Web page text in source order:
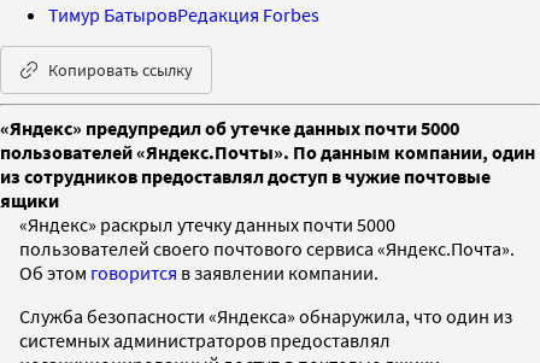
Тимур БатыровРедакция Forbes
Копировать ссылку
«Яндекс» предупредил об утечке данных почти 5000
пользователей «Яндекс.Почты». По данным компании, один
из сотрудников предоставлял доступ в чужие почтовые
ящики
«Яндекс» раскрыл утечку данных почти 5000
пользователей своего почтового сервиса «Яндекс.Почта».
Об этом говорится в заявлении компании.
Служба безопасности «Яндекса» обнаружила, что один из
системных администраторов предоставлял